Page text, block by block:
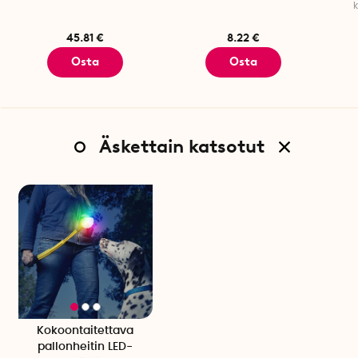
45.81 €
Osta
8.22 €
Osta
Äskettain katsotut
Kokoontaitettava
pallonheitin LED-